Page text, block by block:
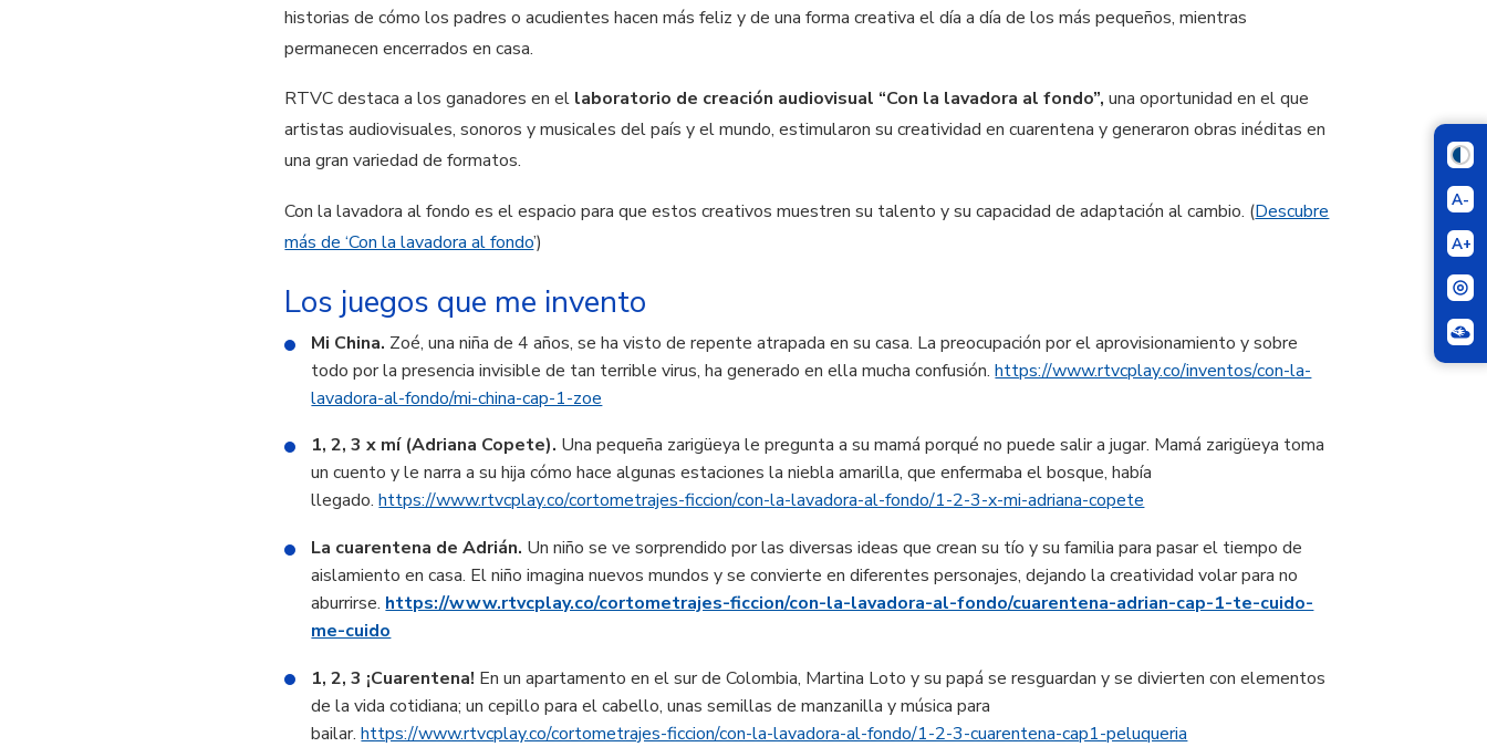
A-
A+
historias de cómo los padres o acudientes hacen más feliz y de una forma creativa el día a día de los más pequeños, mientras
permanecen encerrados en casa.
RTVC destaca a los ganadores en el laboratorio de creación audiovisual “Con la lavadora al fondo”,una oportunidad en el que
artistas audiovisuales, sonoros y musicales del país y el mundo, estimularon su creatividad en cuarentena y generaron obras inéditas en
una gran variedad de formatos.
Con la lavadora al fondo es el espacio para que estos creativos muestren su talento y su capacidad de adaptación al cambio. (Descubre
más de ‘Con la lavadora al fondo’)
Los juegos que me invento
Mi China. Zoé, una niña de 4 años, se ha visto de repente atrapada en su casa. La preocupación por el aprovisionamiento y sobre
todo por la presencia invisible de tan terrible virus, ha generado en ella mucha confusión.https://www.rtvcplay.co/inventos/con-la-
lavadora-al-fondo/mi-china-cap-1-zoe
1, 2, 3 x mí (Adriana Copete). Una pequeña zarigüeya le pregunta a su mamá porqué no puede salir a jugar. Mamá zarigüeya toma
un cuento y le narra a su hija cómo hace algunas estaciones la niebla amarilla, que enfermaba el bosque, había
llegado.https://www.rtvcplay.co/cortometrajes-ficcion/con-la-lavadora-al-fondo/1-2-3-x-mi-adriana-copete
La cuarentena de Adrián. Un niño se ve sorprendido por las diversas ideas que crean su tío y su familia para pasar el tiempo de
aislamiento en casa. El niño imagina nuevos mundos y se convierte en diferentes personajes, dejando la creatividad volar para no
aburrirse. https://www.rtvcplay.co/cortometrajes-ficcion/con-la-lavadora-al-fondo/cuarentena-adrian-cap-1-te-cuido-
me-cuido
1, 2, 3 ¡Cuarentena! En un apartamento en el sur de Colombia, Martina Loto y su papá se resguardan y se divierten con elementos
de la vida cotidiana; un cepillo para el cabello, unas semillas de manzanilla y música para
bailar.https://www.rtvcplay.co/cortometrajes-ficcion/con-la-lavadora-al-fondo/1-2-3-cuarentena-cap1-peluqueria